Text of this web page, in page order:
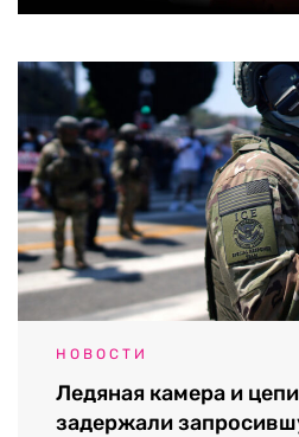
НОВОСТИ
Ледяная камера и
задержали